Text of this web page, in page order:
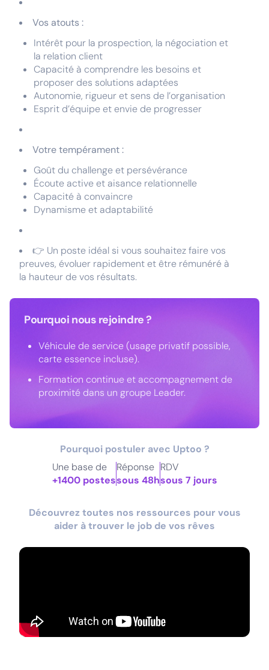
Vos atouts :
Intérêt pour la prospection, la négociation et
la relation client
Capacité à comprendre les besoins et
proposer des solutions adaptées
Autonomie, rigueur et sens de l’organisation
Esprit d’équipe et envie de progresser
Votre tempérament :
Goût du challenge et persévérance
Écoute active et aisance relationnelle
Capacité à convaincre
Dynamisme et adaptabilité
👉 Un poste idéal si vous souhaitez faire vos
preuves, évoluer rapidement et être rémunéré à
la hauteur de vos résultats.
Pourquoi nous rejoindre ?
Véhicule de service (usage privatif possible,
carte essence incluse).
Formation continue et accompagnement de
proximité dans un groupe Leader.
Pourquoi postuler avec Uptoo ?
Une base de
+1400 postes
Réponse
sous 48h
RDV
sous 7 jours
Découvrez toutes nos ressources pour vous
aider à trouver le job de vos rêves